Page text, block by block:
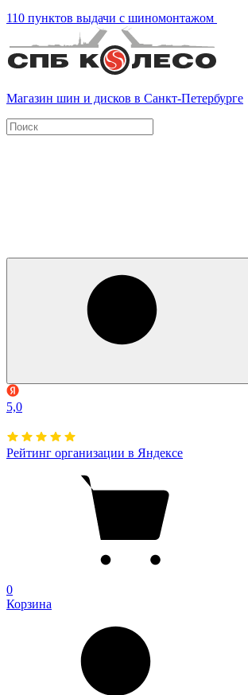
110 пунктов выдачи с шиномонтажом
Магазин шин и дисков в Санкт-Петербурге
5,0
Рейтинг организации в Яндексе
0
Корзина